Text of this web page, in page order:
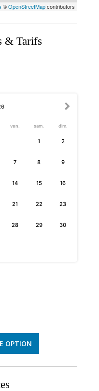
©OpenStreetMapcontributors
& Tarifs
ven. sam. dim.
1 2
7 8 9
14 15 16
21 22 23
28 29 30
OPTION